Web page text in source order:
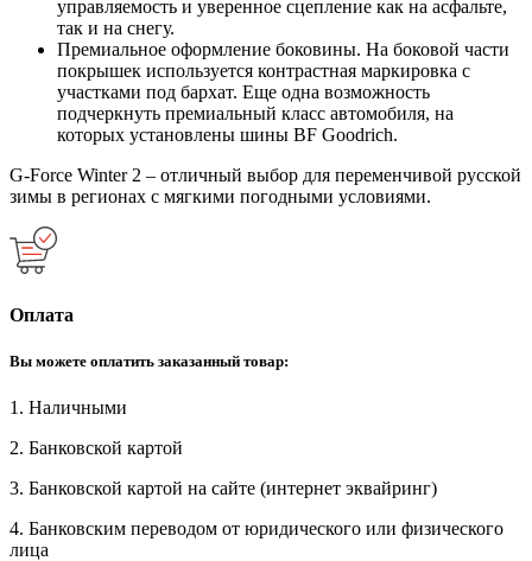
управляемость и уверенное сцепление как на асфальте,
так и на снегу.
Премиальное оформление боковины. На боковой части
покрышек используется контрастная маркировка с
участками под бархат. Еще одна возможность
подчеркнуть премиальный класс автомобиля, на
которых установлены шины BF Goodrich.
G-Force Winter 2 – отличный выбор для переменчивой русской
зимы в регионах с мягкими погодными условиями.
Оплата
Вы можете оплатить заказанный товар:
1. Наличными
2. Банковской картой
3. Банковской картой на сайте (интернет эквайринг)
4. Банковским переводом от юридического или физического
лица